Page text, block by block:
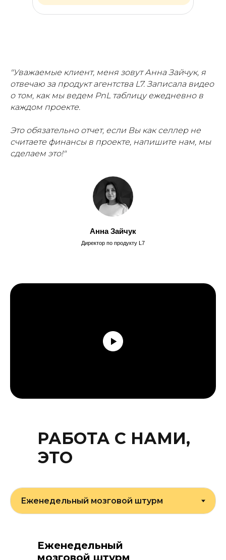
"Уважаемые клиент, меня зовут Анна Зайчук, я
отвечаю за продукт агентства L7. Записала видео
о том, как мы ведем PnL таблицу ежедневно в
каждом проекте.
Это обязательно отчет, если Вы как селлер не
считаете финансы в проекте, напишите нам, мы
сделаем это!"
Анна Зайчук
Директор по продукту L7
РАБОТА С НАМИ,
ЭТО
Еженедельный
мозговой штурм